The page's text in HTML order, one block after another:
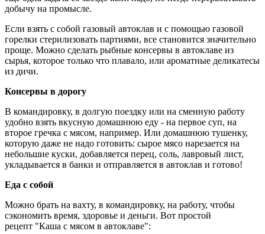
добычу на промысле.
Если взять с собой газовый автоклав и с помощью газовой
горелки стерилизовать партиями, все становится значительно
проще. Можно сделать рыбные консервы в автоклаве из
сырья, которое только что плавало, или ароматные деликатесы
из дичи.
Консервы в дорогу
В командировку, в долгую поездку или на сменную работу
удобно взять вкусную домашнюю еду - на первое суп, на
второе гречка с мясом, например. Или домашнюю тушенку,
которую даже не надо готовить: сырое мясо нарезается на
небольшие куски, добавляется перец, соль, лавровый лист,
укладывается в банки и отправляется в автоклав и готово!
Еда с собой
Можно брать на вахту, в командировку, на работу, чтобы
сэкономить время, здоровье и деньги. Вот простой
рецепт "Каша с мясом в автоклаве":